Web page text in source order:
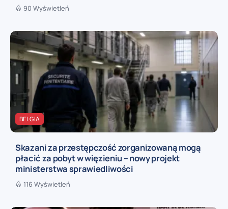
90 Wyświetleń
BELGIA
Skazani za przestępczość zorganizowaną mogą
płacić za pobyt w więzieniu – nowy projekt
ministerstwa sprawiedliwości
116 Wyświetleń